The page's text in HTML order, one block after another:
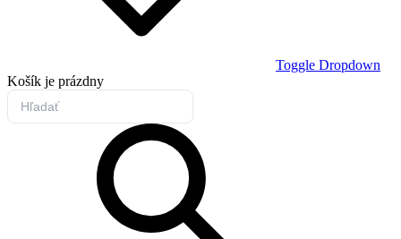
Toggle Dropdown
Košík je prázdny